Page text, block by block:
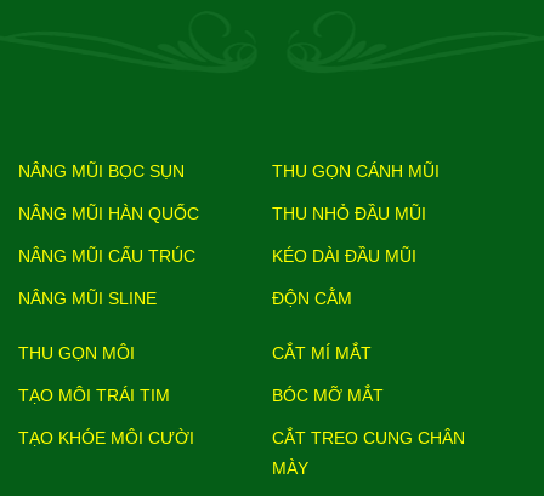
NÂNG MŨI BỌC SỤN
NÂNG MŨI HÀN QUỐC
NÂNG MŨI CẤU TRÚC
NÂNG MŨI SLINE
THU GỌN CÁNH MŨI
THU NHỎ ĐẦU MŨI
KÉO DÀI ĐẦU MŨI
ĐỘN CẰM
THU GỌN MÔI
TẠO MÔI TRÁI TIM
TẠO KHÓE MÔI CƯỜI
CẮT MÍ MẮT
BÓC MỠ MẮT
CẮT TREO CUNG CHÂN
MÀY